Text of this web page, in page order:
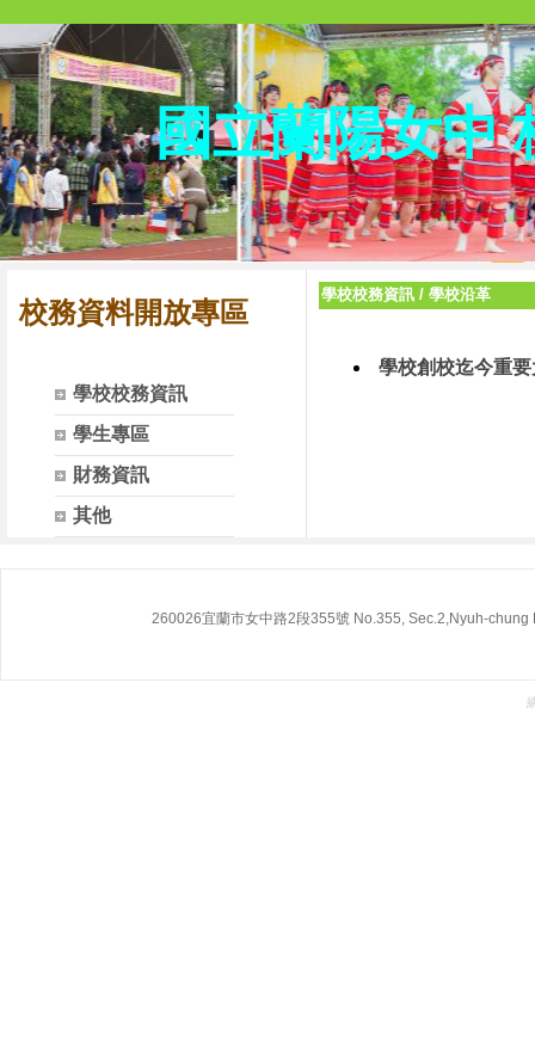
國立蘭陽女中
校務資料開放專區
學校校務資訊
學生專區
財務資訊
其他
學校校務資訊 / 學校沿革
學校創校迄今重
260026宜蘭市女中路2段355號 No.355, Sec.2,Nyuh-